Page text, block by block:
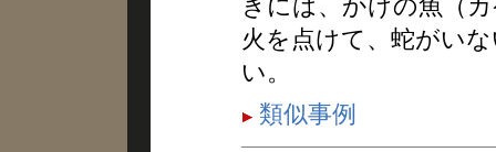
きには、かけの魚（
火を点けて、蛇がい
い。
類似事例